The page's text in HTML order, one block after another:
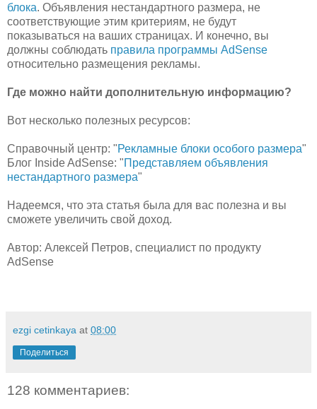
блока. Объявления нестандартного размера, не
соответствующие этим критериям, не будут
показываться на ваших страницах. И конечно, вы
должны соблюдать правила программы AdSense
относительно размещения рекламы.
Где можно найти дополнительную информацию?
Вот несколько полезных ресурсов:
Справочный центр: "Рекламные блоки особого размера"
Блог Inside AdSense: "Представляем объявления
нестандартного размера"
Надеемся, что эта статья была для вас полезна и вы
сможете увеличить свой доход.
Автор: Алексей Петров, специалист по продукту
AdSense
ezgi cetinkaya at 08:00
Поделиться
128 комментариев: